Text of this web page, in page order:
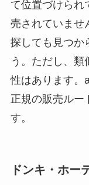
て位置づけられ
売されていませ
探しても見つか
う。ただし、
性はあります。
正規の販売ルー
す。
ドンキ・ホー